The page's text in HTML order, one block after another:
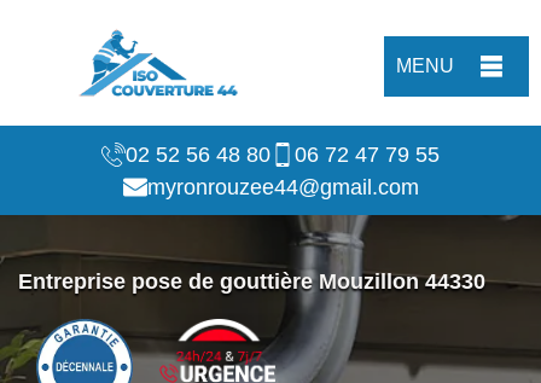
MENU
02 52 56 48 80
06 72 47 79 55
myronrouzee44@gmail.com
Entreprise pose de gouttière Mouzillon 44330